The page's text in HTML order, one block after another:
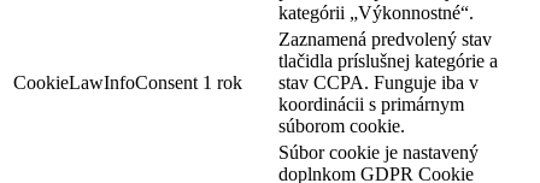
kategórii „Výkonnostné“.
CookieLawInfoConsent 1 rok
Zaznamená predvolený stav
tlačidla príslušnej kategórie a
stav CCPA. Funguje iba v
koordinácii s primárnym
súborom cookie.
Súbor cookie je nastavený
doplnkom GDPR Cookie